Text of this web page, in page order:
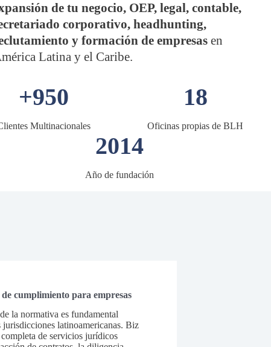
de tu negocio, OEP, legal, contable,
corporativo, headhunting,
y formación de empresasen
Latina y el Caribe.
+950
Multinacionales
18
Oficinas propias de BLH
2014
Año de fundación
cumplimiento para empresas
la normativa es fundamental
jurisdicciones latinoamericanas. Biz
de servicios jurídicos